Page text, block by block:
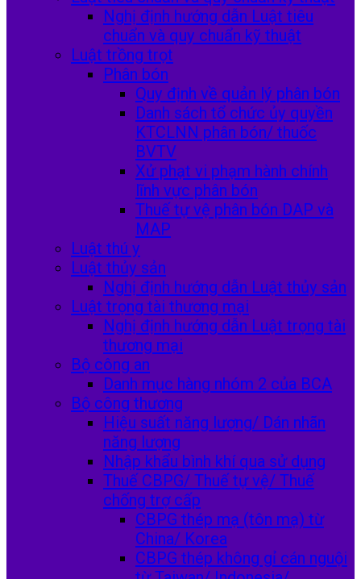
Nghị định hướng dẫn Luật tiêu
chuẩn và quy chuẩn kỹ thuật
Luật trồng trọt
Phân bón
Quy định về quản lý phân bón
Danh sách tổ chức ủy quyền
KTCLNN phân bón/ thuốc
BVTV
Xử phạt vi phạm hành chính
lĩnh vực phân bón
Thuế tự vệ phân bón DAP và
MAP
Luật thú y
Luật thủy sản
Nghị định hướng dẫn Luật thủy sản
Luật trọng tài thương mại
Nghị định hướng dẫn Luật trọng tài
thương mại
Bộ công an
Danh mục hàng nhóm 2 của BCA
Bộ công thương
Hiệu suất năng lượng/ Dán nhãn
năng lượng
Nhập khẩu bình khí qua sử dụng
Thuế CBPG/ Thuế tự vệ/ Thuế
chống trợ cấp
CBPG thép mạ (tôn mạ) từ
China/ Korea
CBPG thép không gỉ cán nguội